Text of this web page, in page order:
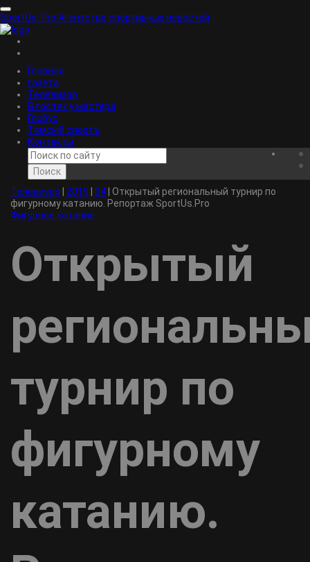
SportUs. Pro Агентство спортивных новостей
Главная
газета
Телевизор
В гостях у мастера
Глобус
Томскiй спортъ
Контакты
Поиск
Телевизор
2019 04 Открытый региональный турнир по
фигурному катанию. Репортаж SportUs.Pro
Фигурное катание
Открытый
турнир по
фигурному
катанию.